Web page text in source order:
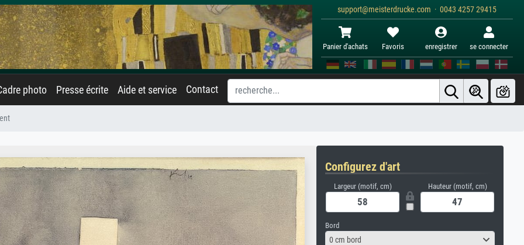
support@meisterdrucke.com · 0043 4257 29415
Panier d'achats Favoris enregistrer se connecter
photo Presse écrite Aide et service Contact
Configurez d'art
Largeur (motif, cm) Hauteur (motif, cm)
Bord
0 cm bord